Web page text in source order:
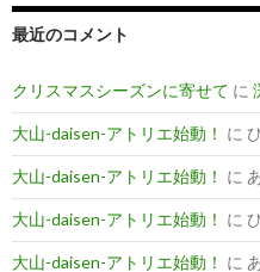
最近のコメント
クリスマスシーズンに寄せて に
大山-daisen-アトリエ始動！ に
大山-daisen-アトリエ始動！ に
大山-daisen-アトリエ始動！ に
大山-daisen-アトリエ始動！ に